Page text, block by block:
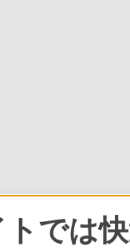
トでは